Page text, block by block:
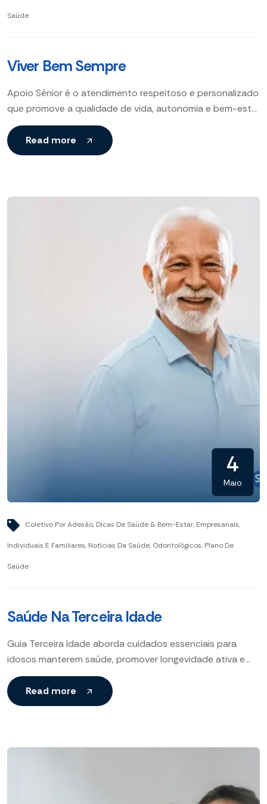
Saúde
Viver Bem Sempre
Apoio Sênior é o atendimento respeitoso e personalizado
que promove a qualidade de vida, autonomia e bem-estar
físico e emocional dos idosos. Respeito, Cuidado, Sênior
Read more
4
Maio
Coletivo Por Adesão, Dicas De Saúde & Bem-Estar, Empresariais,
Individuais E Familiares, Notícias Da Saúde, Odontológicos, Plano De
Saúde
Saúde Na Terceira Idade
Guia Terceira Idade aborda cuidados essenciais para
idosos manterem saúde, promover longevidade ativa e
garantir qualidade de vida com hábitos saudáveis,
exercícios regulares, suporte social
Read more